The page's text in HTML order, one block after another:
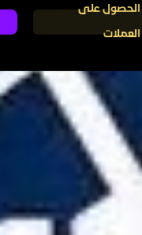
الحصول على
العملات